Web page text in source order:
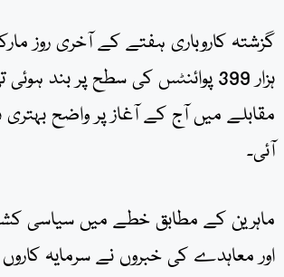
ہزار 399 پوائنٹس کی سطح پر بند
مقابلے میں آج کے آغاز پر واضح
آئی۔
ماہرین کے مطابق خطے میں سیاسی
اور معاہدے کی خبروں نے سرمایہ